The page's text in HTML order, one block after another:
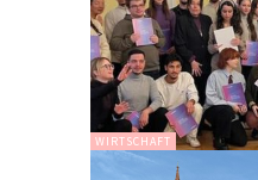
WIRTSCHAFT